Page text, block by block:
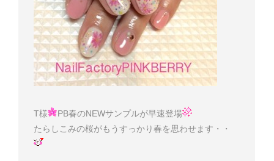
T様
PB春のNEWサンプルが早速登場
たらしこみの桜がもうすっかり春を思わせます・・